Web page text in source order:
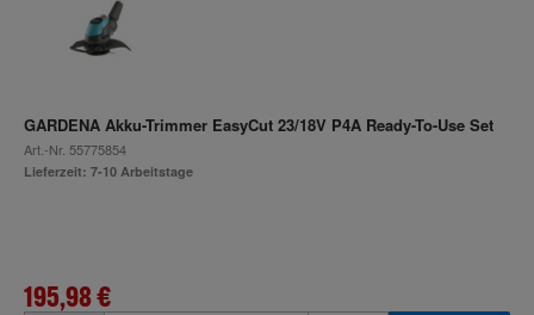
GARDENA Akku-Trimmer EasyCut 23/18V P4A Ready-To-Use Set
Art.-Nr. 55775854
Lieferzeit: 7-10 Arbeitstage
195,98 €